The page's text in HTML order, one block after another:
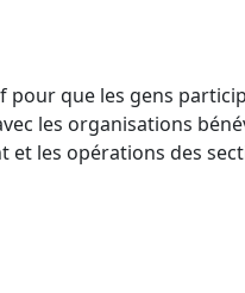
que les gens
les organisations
les opérations des